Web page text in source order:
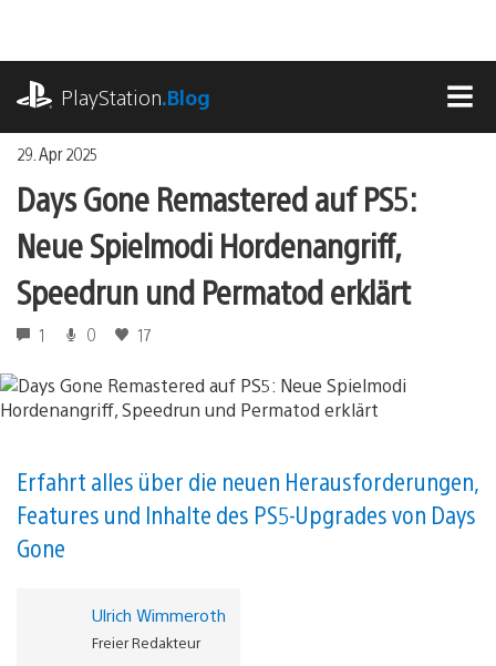
springen
PlayStation.Blog
29. Apr 2025
Days Gone Remastered auf PS5:
Neue Spielmodi Hordenangriff,
Speedrun und Permatod erklärt
1 0 17
Erfahrt alles über die neuen Herausforderungen,
Features und Inhalte des PS5-Upgrades von Days
Gone
Ulrich Wimmeroth
Freier Redakteur